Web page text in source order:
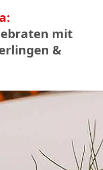
mit
&